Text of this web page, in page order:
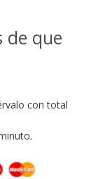
de que
con total